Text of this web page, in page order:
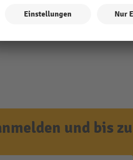
und bis